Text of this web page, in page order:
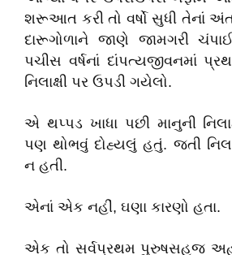
શરૂઆત કરી તો વર્ષો સુધી તેનાં
દારૂગોળાને જાણે જામગરી
પચીસ વર્ષનાં દાંપત્યજીવનમાં
નિલાક્ષી પર ઉપડી ગયેલો.
એ થપ્પડ ખાધા પછી માનુની
પણ થોભવું દોહ્યલું હતું. જતી
ન હતી.
એનાં એક નહીં, ઘણા કારણો હતા.
એક તો સર્વપ્રથમ પુરુષસહજ